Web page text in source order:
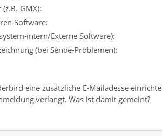
GMX):
Software:
intern/Externe Software):
(bei Sende-Problemen):
eine zusätzliche E-Mailadesse
verlangt. Was ist damit gemeint?